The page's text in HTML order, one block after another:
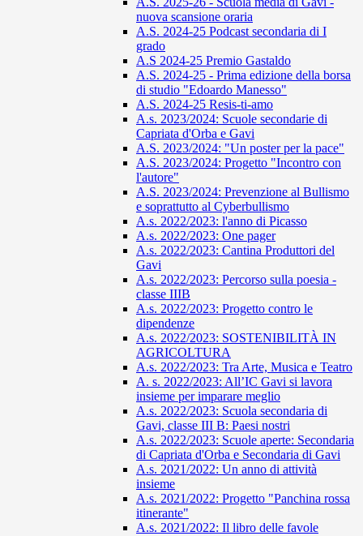
nuova scansione oraria
A.S. 2024-25 Podcast secondaria di I
grado
A.S 2024-25 Premio Gastaldo
A.S. 2024-25 - Prima edizione della borsa
di studio "Edoardo Manesso"
A.S. 2024-25 Resis-ti-amo
A.s. 2023/2024: Scuole secondarie di
Capriata d'Orba e Gavi
A.S. 2023/2024: "Un poster per la pace"
A.S. 2023/2024: Progetto "Incontro con
l'autore"
A.S. 2023/2024: Prevenzione al Bullismo
e soprattutto al Cyberbullismo
A.s. 2022/2023: l'anno di Picasso
A.s. 2022/2023: One pager
A.s. 2022/2023: Cantina Produttori del
Gavi
A.s. 2022/2023: Percorso sulla poesia -
classe IIIB
A.s. 2022/2023: Progetto contro le
dipendenze
A.s. 2022/2023: SOSTENIBILITÀ IN
AGRICOLTURA
A.s. 2022/2023: Tra Arte, Musica e Teatro
A. s. 2022/2023: All’IC Gavi si lavora
insieme per imparare meglio
A.s. 2022/2023: Scuola secondaria di
Gavi, classe III B: Paesi nostri
A.s. 2022/2023: Scuole aperte: Secondaria
di Capriata d'Orba e Secondaria di Gavi
A.s. 2021/2022: Un anno di attività
insieme
A.s. 2021/2022: Progetto "Panchina rossa
itinerante"
A.s. 2021/2022: Il libro delle favole